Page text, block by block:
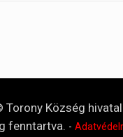
Torony Község
fenntartva. -